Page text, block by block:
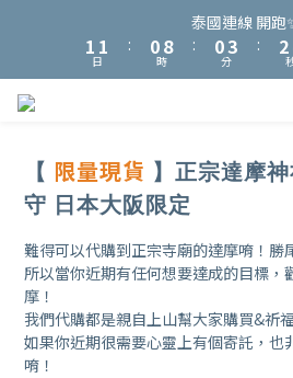
泰國連線 開跑
1
0
1
0
日
:
08
7
2
1
0
時
:
1
0
4
3
2
分
:
3
2
1
泰國連線 開跑
1
0
1
0
日
:
08
7
2
1
0
時
:
1
0
4
3
2
分
:
3
2
1
加入會員可獲得NT$15入會購物金、完
泰國連線 開跑
8
7
6
3
2
1
8
7
6
3
2
1
日
:
7
6
5
2
1
08
6
5
3
2
時
8
7
6
5
2
1
9
8
5
4
1
0
9
8
7
4
3
0
【 限量現貨 】正宗達摩
守 日本大阪限定
難得可以代購到正宗寺廟的達摩唷！勝
所以當你近期有任何想要達成的目標，
摩！
我們代購都是親自上山幫大家購買&祈
如果你近期很需要心靈上有個寄託，也
唷！